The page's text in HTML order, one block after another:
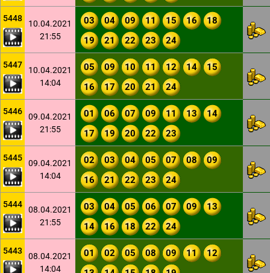
5448
10.04.2021
21:55
03 04 09 11 15 16
18
19
21 22 23 24
5447
10.04.2021
14:04
05 09 10 11 12 14
15
16
17 20 21 24
5446
09.04.2021
21:55
01 06 07 09 11 13
14
17
19 20 22 23
5445
09.04.2021
14:04
02 03 04 05 07 08
09
16
21 22 23 24
5444
08.04.2021
21:55
03 04 05 06 07 09
13
14
16 18 22 24
5443
08.04.2021
14:04
01 02 05 08 09 11
12